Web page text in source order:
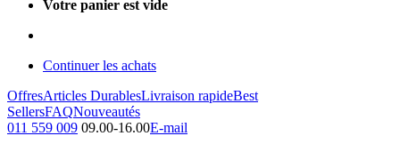
Votre panier est vide
Continuer les achats
OffresArticles DurablesLivraison rapideBest
SellersFAQNouveautés
011 559 009 09.00-16.00E-mail